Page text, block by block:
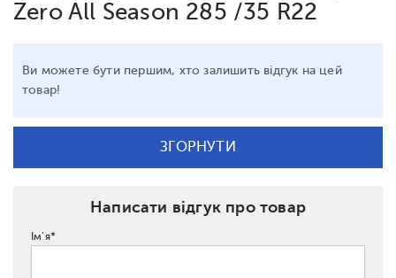
Zero All Season 285 /35 R22
Ви можете бути першим, хто залишить відгук на цей
товар!
ЗГОРНУТИ
Написати відгук про товар
Ім'я*